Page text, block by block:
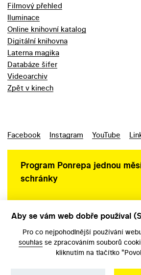
Filmový přehled
Iluminace
Online knihovní katalog
Digitální knihovna
Laterna magika
Databáze šifer
Videoarchiv
Zpět v kinech
Facebook Instagram YouTube
Program Ponrepa jednou
schránky
Aby se vám web dobře používal
Pro co nejpohodlnější používání
souhlas se zpracováním souborů
kliknutím na tlačítko